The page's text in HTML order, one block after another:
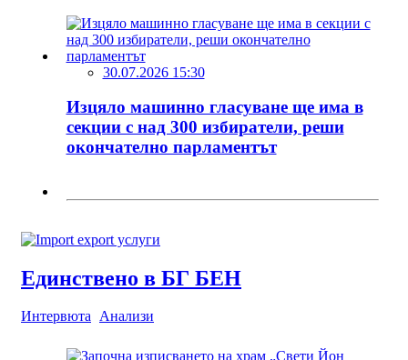
30.07.2026 15:30
Изцяло машинно гласуване ще има в
секции с над 300 избиратели, реши
окончателно парламентът
Единствено в БГ БЕН
Интервюта Анализи